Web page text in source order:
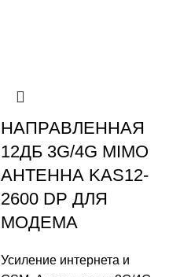
НАПРАВЛЕННАЯ
12ДБ 3G/4G MIMO
АНТЕННА KAS12-
2600 DP ДЛЯ
МОДЕМА
Усиление интернета и